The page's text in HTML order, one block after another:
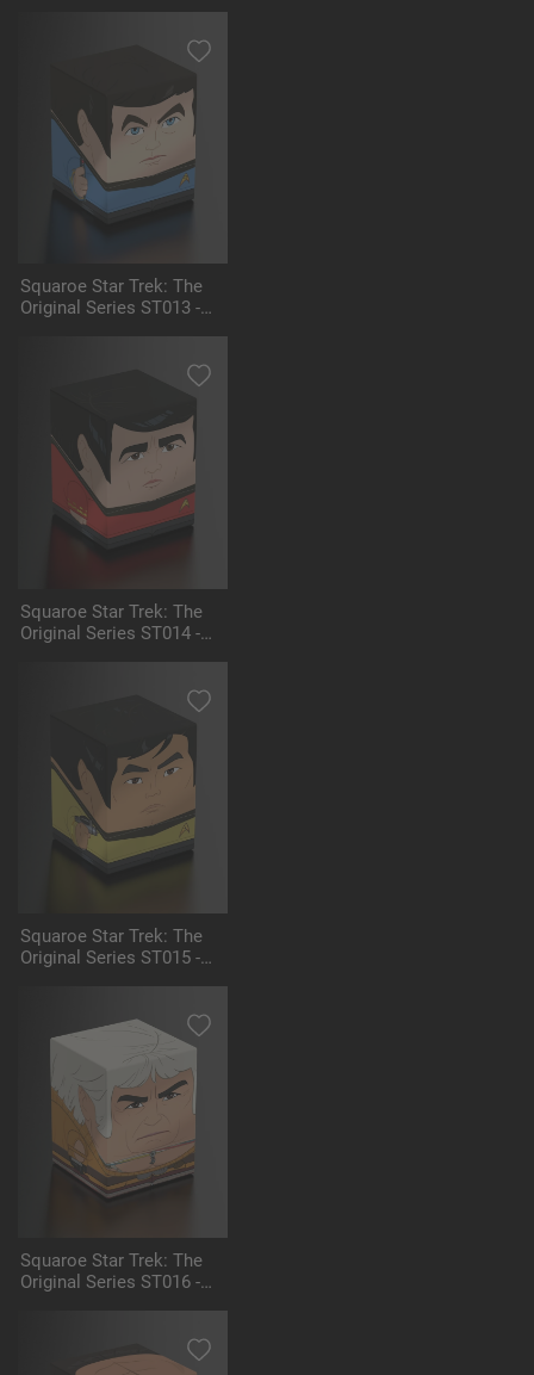
Squaroe Star Trek: The
Original Series ST013 -
Squaroe Star Trek: The
Original Series ST014 -
Squaroe Star Trek: The
Original Series ST015 -
Squaroe Star Trek: The
Original Series ST016 -